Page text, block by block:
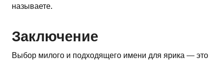
называете.
Заключение
Выбор милого и подходящего имени для ярика — это